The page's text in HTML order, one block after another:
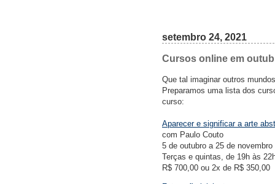
setembro 24, 2021
Cursos online em
Que tal imaginar outros
Preparamos uma lista dos
curso:
Aparecer e significar a arte
com Paulo Couto
5 de outubro a 25 de novembro
Terças e quintas, de 19h às
R$ 700,00 ou 2x de R$ 350,00